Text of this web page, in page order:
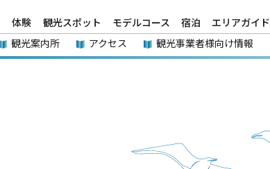
体験 観光スポット モデルコース 宿泊
エリアガイド
観光案内所 アクセス 観光事業者様向け情報